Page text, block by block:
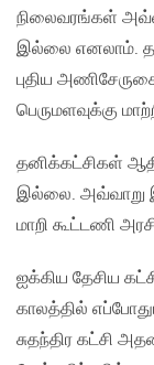
நிலைவரங்கள்
இல்லை எனலாம்.
புதிய
பெருமளவுக்கு
தனிக்கட்சிகள்
இல்லை. அவ்வாறு
மாறி கூட்டணி
ஐக்கிய தேசிய
காலத்தில்
சுதந்திர கட்சி